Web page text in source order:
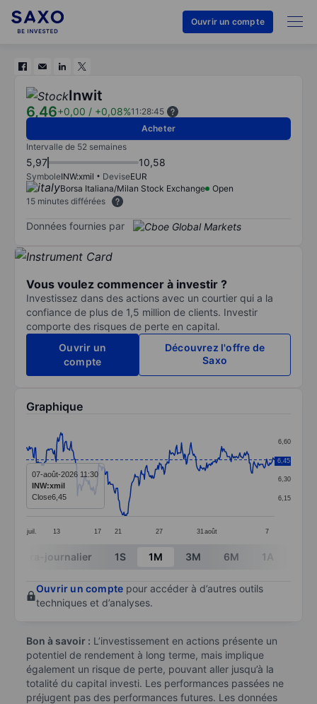
Ouvrir un compte
Inwit
6,46+0,00 / +0,08%11:28:45
Acheter
Intervalle de 52 semaines
5,97 10,58
SymboleINW:xmil DeviseEUR
Borsa Italiana/Milan Stock Exchange
Open
15 minutes différées
Données fournies par
Vous voulez commencer à investir ?
Investissez dans des actions avec un courtier qui a la
confiance de plus de 1,5 million de clients. Investir
comporte des risques de perte en capital.
Ouvrir un
compte
Découvrez l'offre de
Saxo
Graphique
Line chart with 316 data points.
The chart has 1 X axis displaying categories.
The chart has 1 Y axis displaying values. Data
juil. 13 17 21 27 31 août 7
6,15
6,30
6,45
6,60
6,45
07-août-2026 11:30
INW:xmil
Close6,45
End of interactive chart.
Intra-journalier 1S 1M 3M 6M 1A
Ouvrir un compte pour accéder à d’autres outils
techniques et d’analyses.
Bon à savoir : L’investissement en actions présente un
potentiel de rendement à long terme, mais implique
également un risque de perte, pouvant aller jusqu’à la
totalité du capital investi. Les performances passées ne
préjugent pas des performances futures. Les données